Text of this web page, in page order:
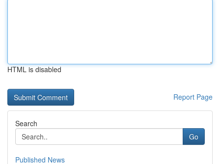
HTML is disabled
Report Page
Search
Go
Published News